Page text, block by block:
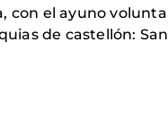
con el ayuno
de castellón: